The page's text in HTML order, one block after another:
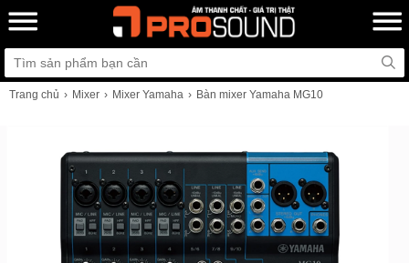
Trang chủ Mixer Mixer Yamaha Bàn mixer Yamaha MG10